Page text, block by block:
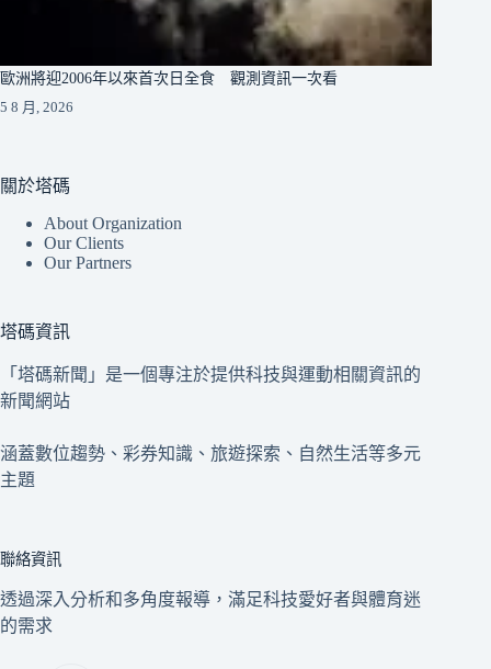
歐洲將迎2006年以來首次日全食 觀測資訊一次看
5 8 月, 2026
關於塔碼
About Organization
Our Clients
Our Partners
塔碼資訊
「塔碼新聞」是一個專注於提供科技與運動相關資訊的
新聞網站
涵蓋數位趨勢、彩券知識、旅遊探索、自然生活等多元
主題
聯絡資訊
透過深入分析和多角度報導，滿足科技愛好者與體育迷
的需求